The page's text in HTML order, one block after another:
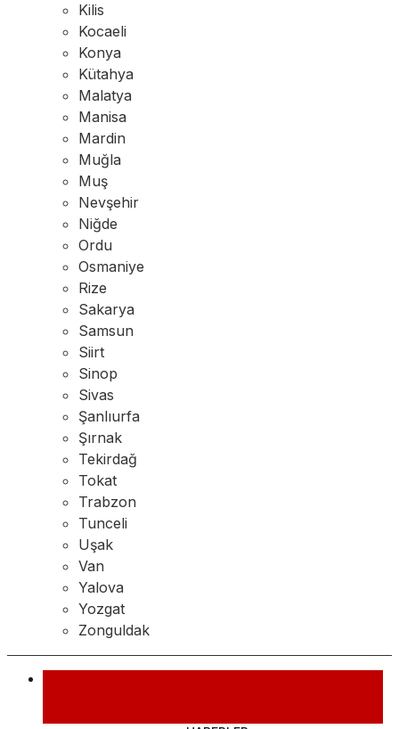
Kilis
Kocaeli
Konya
Kütahya
Malatya
Manisa
Mardin
Muğla
Muş
Nevşehir
Niğde
Ordu
Osmaniye
Rize
Sakarya
Samsun
Siirt
Sinop
Sivas
Şanlıurfa
Şırnak
Tekirdağ
Tokat
Trabzon
Tunceli
Uşak
Van
Yalova
Yozgat
Zonguldak